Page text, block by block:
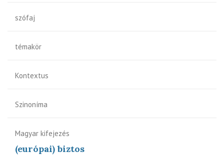
szófaj
témakör
Kontextus
Szinoníma
Magyar kifejezés
(európai) biztos